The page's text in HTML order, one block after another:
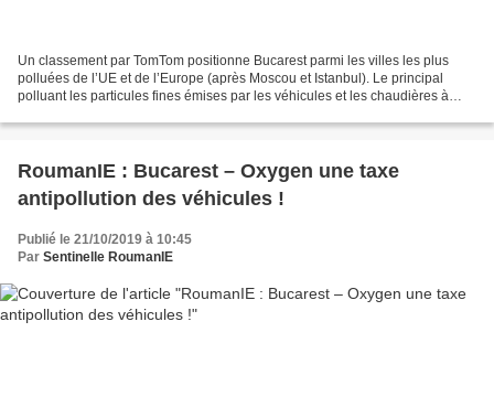
Un classement par TomTom positionne Bucarest parmi les villes les plus
polluées de l’UE et de l’Europe (après Moscou et Istanbul). Le principal
polluant les particules fines émises par les véhicules et les chaudières à
RoumanIE : Bucarest – Oxygen une taxe
antipollution des véhicules !
Publié le 21/10/2019 à 10:45
Par Sentinelle RoumanIE